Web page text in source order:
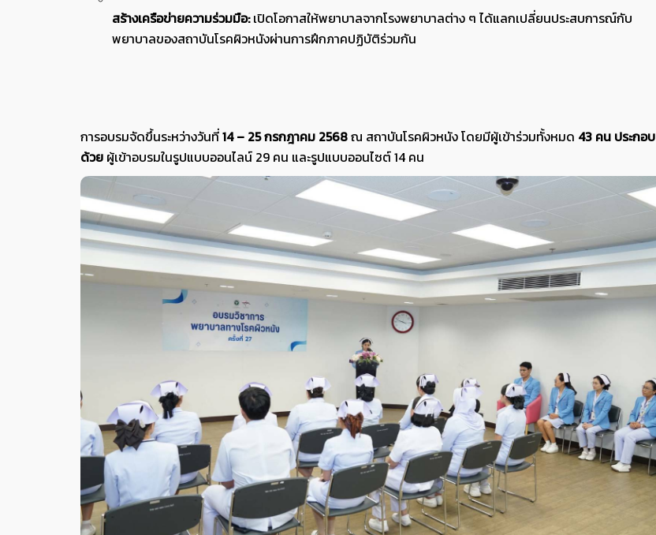
สร้างเครือข่ายความร่วมมือ:เปิดโอกาสให้พยาบาลจากโรงพยาบาลต่าง ๆ ได้แลกเปลี่ยนประสบการณ์กับ
พยาบาลของสถาบันโรคผิวหนังผ่านการฝึกภาคปฏิบัติร่วมกัน
การอบรมจัดขึ้นระหว่างวันที่14 – 25 กรกฎาคม 2568ณ สถาบันโรคผิวหนัง โดยมีผู้เข้าร่วมทั้งหมด 43 คน ประกอบ
ด้วย ผู้เข้าอบรมในรูปแบบออนไลน์ 29 คน และรูปแบบออนไซต์ 14 คน